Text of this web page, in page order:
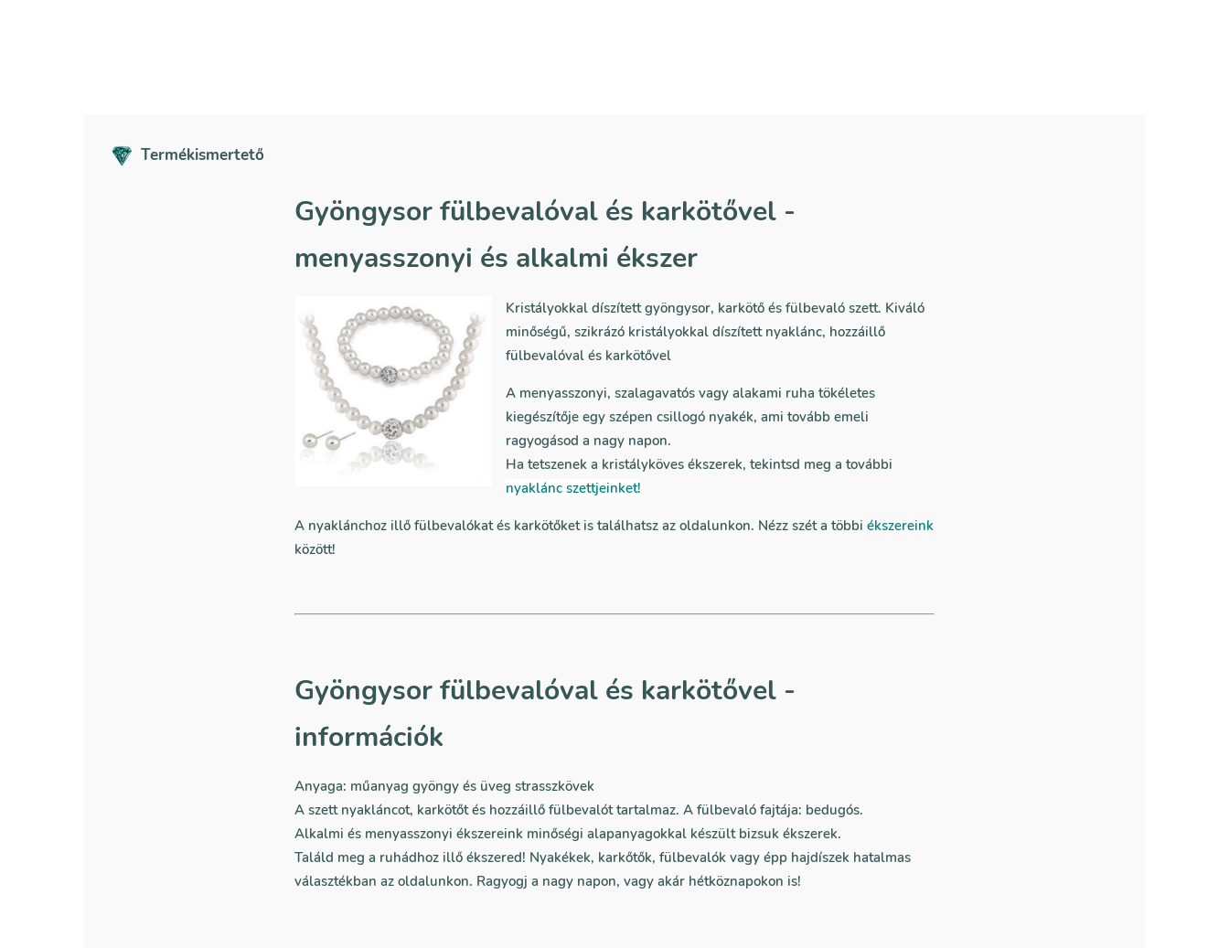
Termékismertető
Gyöngysor fülbevalóval és karkötővel -
menyasszonyi és alkalmi ékszer
Kristályokkal díszített gyöngysor, karkötő és fülbevaló szett. Kiváló
minőségű, szikrázó kristályokkal díszített nyaklánc, hozzáillő
fülbevalóval és karkötővel
A menyasszonyi, szalagavatós vagy alakami ruha tökéletes
kiegészítője egy szépen csillogó nyakék, ami tovább emeli
ragyogásod a nagy napon.
Ha tetszenek a kristályköves ékszerek, tekintsd meg a további
nyaklánc szettjeinket!
A nyaklánchoz illő fülbevalókat és karkötőket is találhatsz az oldalunkon. Nézz szét a többi ékszereink
között!
Gyöngysor fülbevalóval és karkötővel -
információk
Anyaga: műanyag gyöngy és üveg strasszkövek
A szett nyakláncot, karkötőt és hozzáillő fülbevalót tartalmaz. A fülbevaló fajtája: bedugós.
Alkalmi és menyasszonyi ékszereink minőségi alapanyagokkal készült bizsuk ékszerek.
Találd meg a ruhádhoz illő ékszered! Nyakékek, karkőtők, fülbevalók vagy épp hajdíszek hatalmas
választékban az oldalunkon. Ragyogj a nagy napon, vagy akár hétköznapokon is!